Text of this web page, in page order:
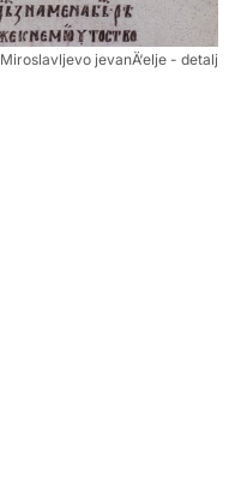
Miroslavljevo jevanÄ‘elje - detalj